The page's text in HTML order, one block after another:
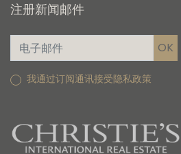
注册新闻邮件
我通过订阅通讯接受隐私政策